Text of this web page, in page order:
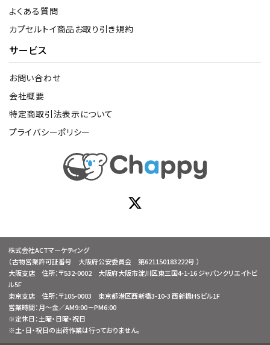
よくある質問
カプセルトイ商品お取り引き規約
サービス
お問い合わせ
会社概要
特定商取引法表示について
プライバシーポリシー
株式会社ACTマーケティング
（古物営業許可証番号 大阪府公安委員会 第621150183222号 ）
大阪支店 住所：〒532-0002 大阪府大阪市淀川区東三国4-1-16 ジャパンクリエイトビ
ル5F
東京支店 住所：〒105-0003 東京都港区西新橋3-10-3 西新橋HSビル1F
営業時間：月～金／AM9:00－PM6:00
※定休日：土曜・日曜・祝日
※土・日・祝日の出荷作業は行っておりません。